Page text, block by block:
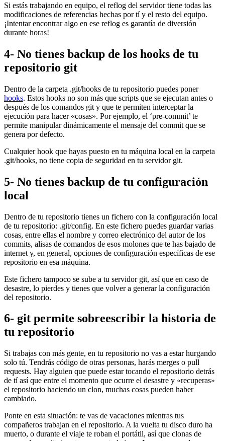
Si estás trabajando en equipo, el reflog del servidor tiene todas las
modificaciones de referencias hechas por tí y el resto del equipo.
¡Intentar encontrar algo en ese reflog es garantía de diversión
durante horas!
4- No tienes backup de los hooks de tu
repositorio git
Dentro de la carpeta .git/hooks de tu repositorio puedes poner
hooks. Estos hooks no son más que scripts que se ejecutan antes o
después de los comandos git y que te permiten interceptar la
ejecución para hacer «cosas». Por ejemplo, el ‘pre-commit’ te
permite manipular dinámicamente el mensaje del commit que se
genera por defecto.
Cualquier hook que hayas puesto en tu máquina local en la carpeta
.git/hooks, no tiene copia de seguridad en tu servidor git.
5- No tienes backup de tu configuración
local
Dentro de tu repositorio tienes un fichero con la configuración local
de tu repositorio: .git/config. En este fichero puedes guardar varias
cosas, entre ellas el nombre y correo electrónico del autor de los
commits, alisas de comandos de esos molones que te has bajado de
internet y, en general, opciones de configuración específicas de ese
repositorio en esa máquina.
Este fichero tampoco se sube a tu servidor git, así que en caso de
desastre, lo pierdes y tienes que volver a generar la configuración
del repositorio.
6- git permite sobreescribir la historia de
tu repositorio
Si trabajas con más gente, en tu repositorio no vas a estar hurgando
solo tú. Tendrás código de otras personas, harás merges o pull
requests. Hay alguien que puede estar tocando el repositorio detrás
de tí así que entre el momento que ocurre el desastre y «recuperas»
el repositorio haciendo un clon, muchas cosas pueden haber
cambiado.
Ponte en esta situación: te vas de vacaciones mientras tus
compañeros trabajan en el repositorio. A la vuelta tu disco duro ha
muerto, o durante el viaje te roban el portátil, así que clonas de